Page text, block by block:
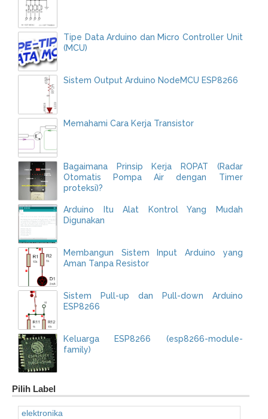
Tipe Data Arduino dan Micro Controller Unit
(MCU)
Sistem Output Arduino NodeMCU ESP8266
Memahami Cara Kerja Transistor
Bagaimana Prinsip Kerja ROPAT (Radar
Otomatis Pompa Air dengan Timer
proteksi)?
Arduino Itu Alat Kontrol Yang Mudah
Digunakan
Membangun Sistem Input Arduino yang
Aman Tanpa Resistor
Sistem Pull-up dan Pull-down Arduino
ESP8266
Keluarga ESP8266 (esp8266-module-
family)
Pilih Label
elektronika